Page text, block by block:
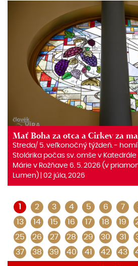
Mať Boha za otca a Cirkev za
Streda/ 5. veľkonočný týždeň. ‒
Stolárika počas sv. omše v
Márie v Rožňave 6. 5. 2026 (v
Lumen) | 02 júla, 2026
1 2 3 4 5 6 7
13
14 15 16 17 18 19
25
26 27 28 29 30 31
37
38 39 40 41 42 43